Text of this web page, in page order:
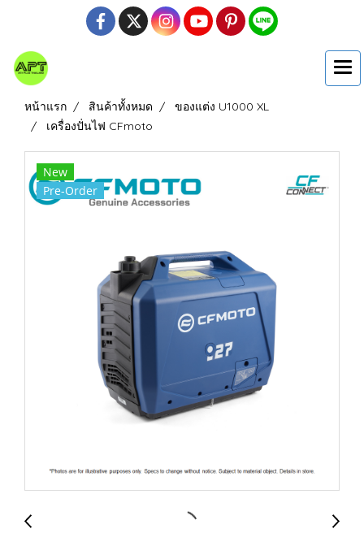
หน้าแรก สินค้าทั้งหมด
ของแต่ง U1000 XL
เครื่องปั่นไฟ CFmoto
New
Pre-Order